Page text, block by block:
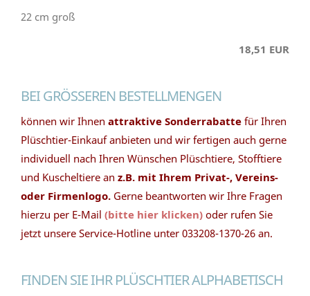
22 cm groß
18,51 EUR
BEI GRÖSSEREN BESTELLMENGEN
können wir Ihnen attraktive Sonderrabatte für Ihren
Plüschtier-Einkauf anbieten und wir fertigen auch gerne
individuell nach Ihren Wünschen Plüschtiere, Stofftiere
und Kuscheltiere an z.B. mit Ihrem Privat-, Vereins-
oder Firmenlogo. Gerne beantworten wir Ihre Fragen
hierzu per E-Mail (bitte hier klicken) oder rufen Sie
jetzt unsere Service-Hotline unter 033208-1370-26 an.
FINDEN SIE IHR PLÜSCHTIER ALPHABETISCH